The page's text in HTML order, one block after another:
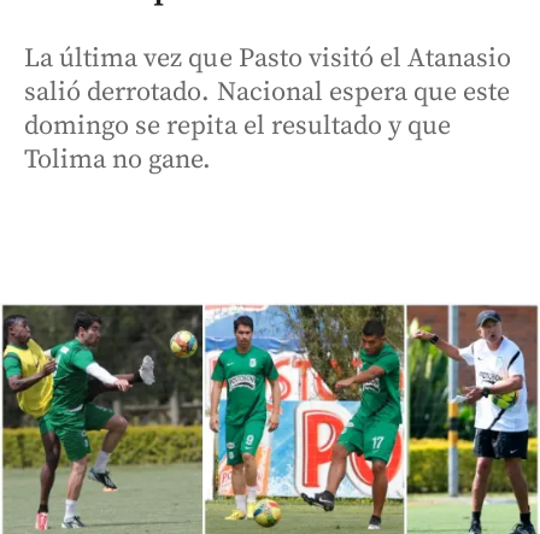
La última vez que Pasto visitó el Atanasio
salió derrotado. Nacional espera que este
domingo se repita el resultado y que
Tolima no gane.